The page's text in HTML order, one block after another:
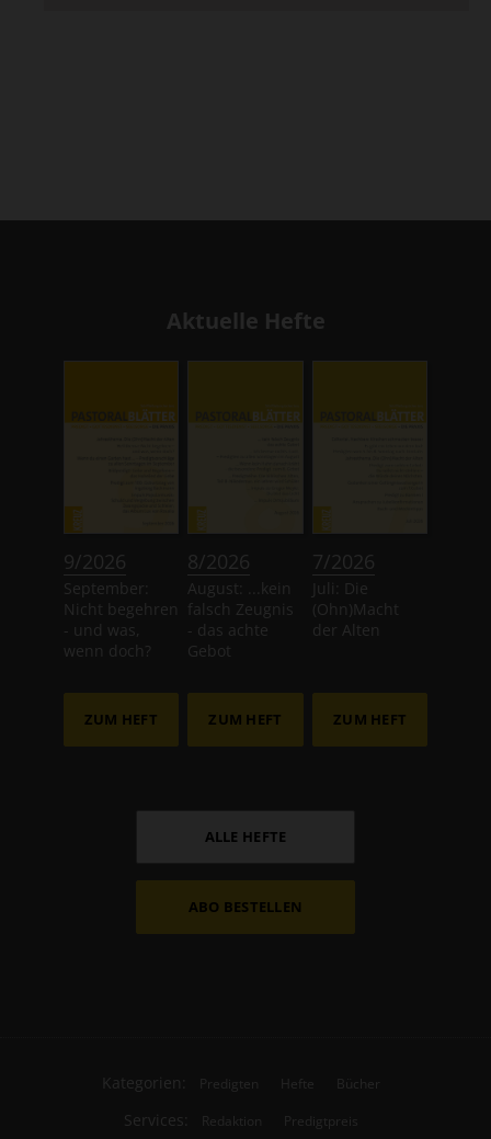
Aktuelle Hefte
9/2026
September:
Nicht begehren
- und was,
wenn doch?
ZUM HEFT
8/2026
August: ...kein
falsch Zeugnis
- das achte
Gebot
ZUM HEFT
7/2026
Juli: Die
(Ohn)Macht
der Alten
ZUM HEFT
ALLE HEFTE
ABO BESTELLEN
Kategorien: Predigten Hefte Bücher
Services: Redaktion
Predigtpreis